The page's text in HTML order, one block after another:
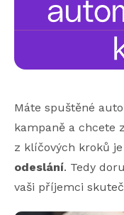
Máte spuštěné
kampaně a chcete
z klíčových kroků
odeslání. Tedy
vaši příjemci